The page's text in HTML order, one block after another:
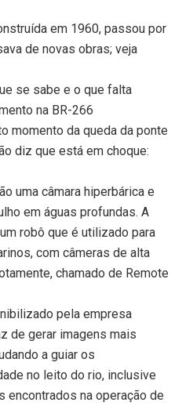
em 1960, passou por
de novas obras; veja
se sabe e o que falta
na BR-266
momento da queda da ponte
diz que está em choque:
uma câmara hiperbárica e
em águas profundas. A
robô que é utilizado para
com câmeras de alta
chamado de Remote
pela empresa
de gerar imagens mais
a guiar os
no leito do rio, inclusive
na operação de